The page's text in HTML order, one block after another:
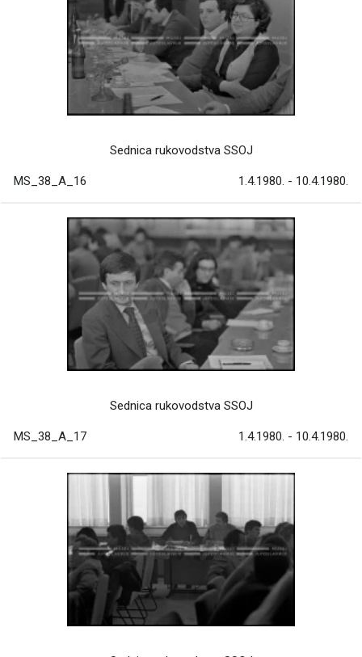
Sednica rukovodstva SSOJ
MS_38_A_16 1.4.1980. - 10.4.1980.
Sednica rukovodstva SSOJ
MS_38_A_17 1.4.1980. - 10.4.1980.